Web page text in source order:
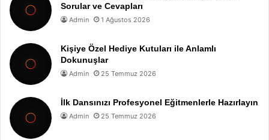
Sorular ve Cevapları
Admin 1 Ağustos 2026
Kişiye Özel Hediye Kutuları ile Anlamlı
Dokunuşlar
Admin 25 Temmuz 2026
İlk Dansınızı Profesyonel Eğitmenlerle Hazırlayın
Admin 25 Temmuz 2026